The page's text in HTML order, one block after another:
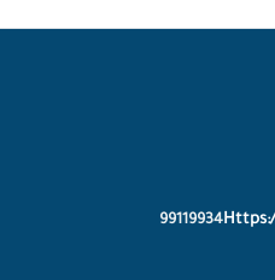
99119934